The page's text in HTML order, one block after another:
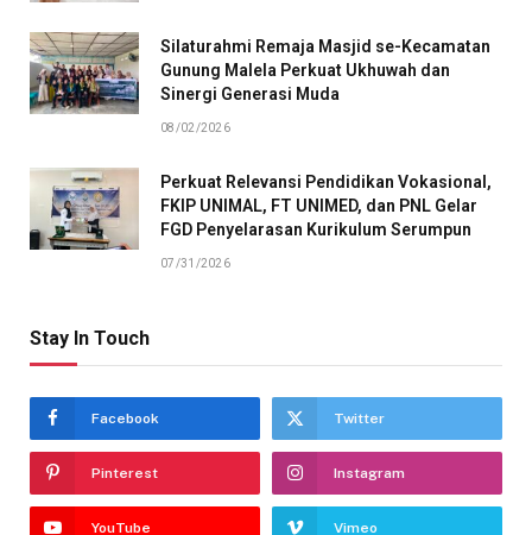
Silaturahmi Remaja Masjid se-Kecamatan
Gunung Malela Perkuat Ukhuwah dan
Sinergi Generasi Muda
08/02/2026
Perkuat Relevansi Pendidikan Vokasional,
FKIP UNIMAL, FT UNIMED, dan PNL Gelar
FGD Penyelarasan Kurikulum Serumpun
07/31/2026
Stay In Touch
Facebook Twitter
Pinterest Instagram
YouTube Vimeo